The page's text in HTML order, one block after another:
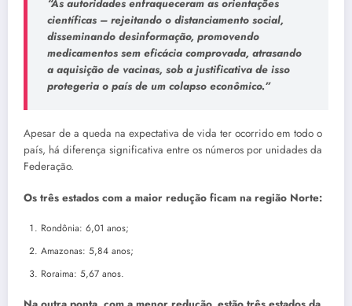
“As autoridades enfraqueceram as orientações
científicas – rejeitando o distanciamento social,
disseminando desinformação, promovendo
medicamentos sem eficácia comprovada, atrasando
a aquisição de vacinas, sob a justificativa de isso
protegeria o país de um colapso econômico.”
Apesar de a queda na expectativa de vida ter ocorrido em todo o
país, há diferença significativa entre os números por unidades da
Federação.
Os três estados com a maior redução ficam na região Norte:
Rondônia: 6,01 anos;
Amazonas: 5,84 anos;
Roraima: 5,67 anos.